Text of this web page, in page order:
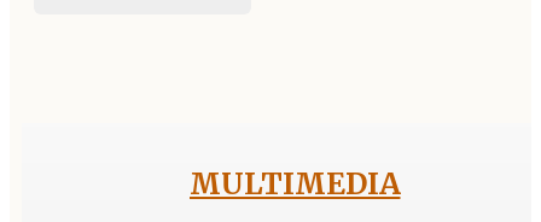
MULTIMEDIA